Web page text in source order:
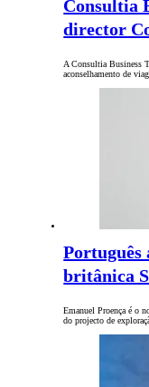
Consultia
director
A Consultia Business
aconselhamento de
Português
britânica
Emanuel Proença é o
do projecto de